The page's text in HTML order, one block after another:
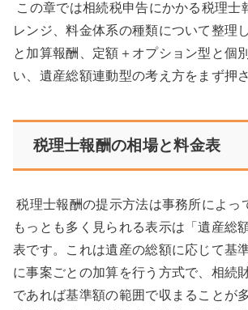
この章では相続税申告にかかる税理士
レンジ、料金体系の種類について整理
と加算報酬、定額＋オプション型と個
い、遺産総額連動型の考え方をまず押
税理士報酬の相場と料金表
税理士報酬の提示方法は事務所によっ
もっとも多く見られる表示は「遺産総
表です。これは遺産の総額に応じて基
に事案ごとの加算を行う方式で、相続
であれば基準額の範囲で収まることが